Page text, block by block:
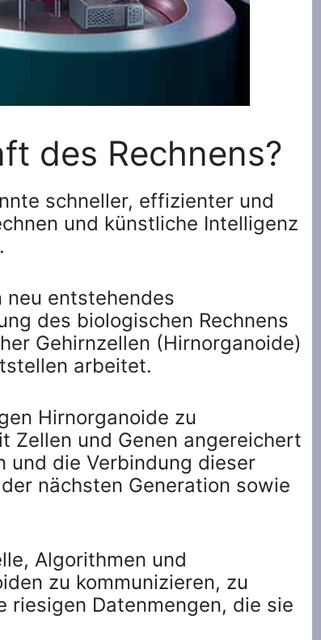
des Rechnens?
schneller, effizienter und
und künstliche Intelligenz
neu entstehendes
des biologischen Rechnens
Gehirnzellen (Hirnorganoide)
arbeitet.
Hirnorganoide zu
Zellen und Genen angereichert
und die Verbindung dieser
nächsten Generation sowie
Algorithmen und
zu kommunizieren, zu
riesigen Datenmengen, die sie